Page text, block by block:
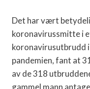
Det har vært
koronavirussmitte i
koronavirusutbrudd
pandemien, fant at
av de 318
gammel mann